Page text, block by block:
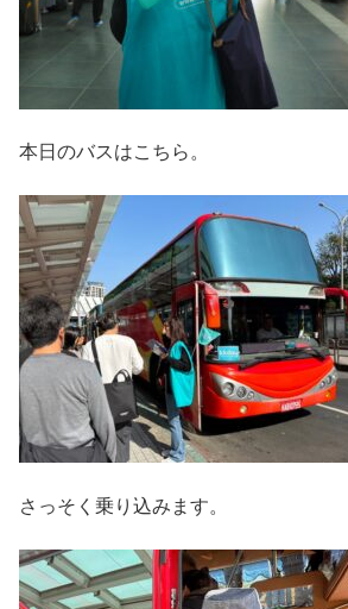
本日のバスはこちら。
さっそく乗り込みます。